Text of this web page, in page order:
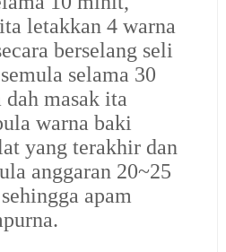
letakkan 4 warna
berselang seli
selama 30
masak ita
warna baki
yang terakhir dan
anggaran 20~25
apam